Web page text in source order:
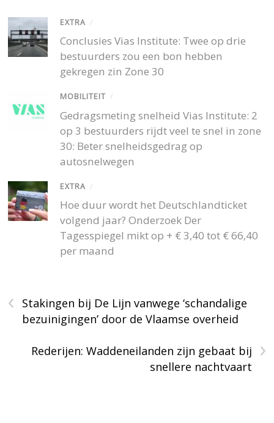
EXTRA /
Conclusies Vias Institute: Twee op drie
bestuurders zou een bon hebben
gekregen zin Zone 30
MOBILITEIT /
Gedragsmeting snelheid Vias Institute: 2
op 3 bestuurders rijdt veel te snel in zone
30: Beter snelheidsgedrag op
autosnelwegen
EXTRA /
Hoe duur wordt het Deutschlandticket
volgend jaar? Onderzoek Der
Tagesspiegel mikt op + € 3,40 tot € 66,40
per maand
‹
Stakingen bij De Lijn vanwege ‘schandalige
bezuinigingen’ door de Vlaamse overheid
›
Rederijen: Waddeneilanden zijn gebaat bij
snellere nachtvaart